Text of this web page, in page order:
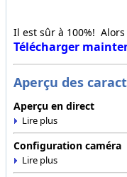
Il est sûr à 100%!
Télécharger
Aperçu des
Aperçu en direct
Configuration caméra